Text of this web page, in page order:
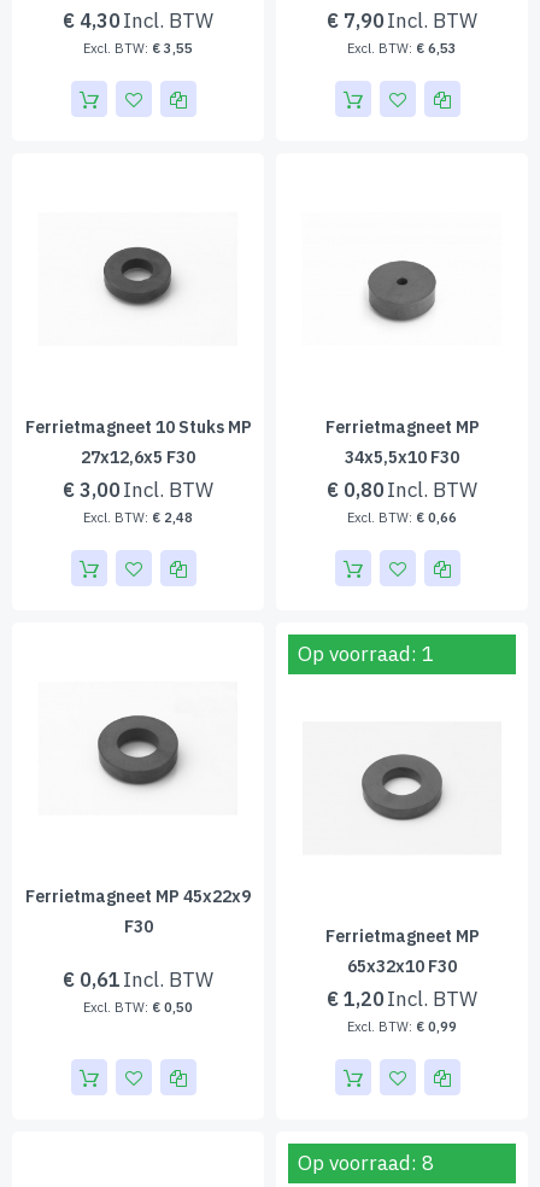
€ 4,30
€ 3,55
€ 7,90
€ 6,53
Ferrietmagneet 10 Stuks MP
27x12,6x5 F30
€ 3,00
€ 2,48
Ferrietmagneet MP
34x5,5x10 F30
€ 0,80
€ 0,66
Ferrietmagneet MP 45x22x9
F30
€ 0,61
€ 0,50
Op voorraad: 1
Ferrietmagneet MP
65x32x10 F30
€ 1,20
€ 0,99
Op voorraad: 8